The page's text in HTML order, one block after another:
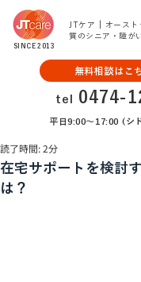
SINCE 2013
JTケア | オースト
質のシニア・障が
無料相談はこ
tel 0474-
平日9:00〜17:00 (シ
在宅サポートを検討
は？
読了時間: 2分